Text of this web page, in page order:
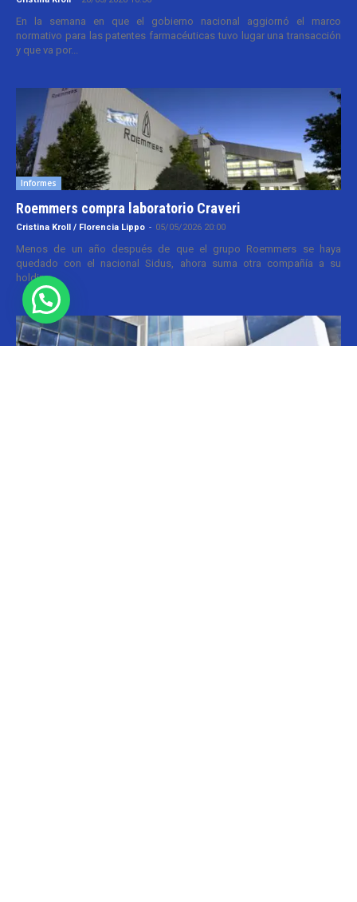
En la semana en que el gobierno nacional aggiornó el marco
normativo para las patentes farmacéuticas tuvo lugar una transacción
y que va por...
Informes
Roemmers compra laboratorio Craveri
Cristina Kroll / Florencia Lippo - 05/05/2026 20:00
Menos de un año después de que el grupo Roemmers se haya
quedado con el nacional Sidus, ahora suma otra compañía a su
holding....